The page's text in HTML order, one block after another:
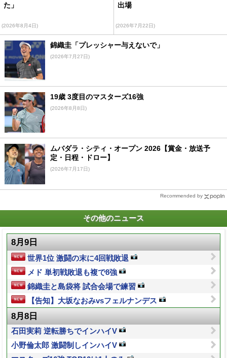
た」
(2026年8月4日)
出場
(2026年7月22日)
錦織圭「プレッシャー与えないで」
(2026年7月27日)
19歳 3度目のマスターズ16強
(2026年8月8日)
ムバダラ・シティ・オープン 2026【賞金・放送予
定・日程・ドロー】
(2026年7月17日)
Recommended by
その他のニュース
8月9日
世界1位 激闘の末に4回戦敗退
メド 単初戦敗退も複で8強
錦織圭と島袋将 試合会場で練習
【告知】大坂なおみvsフェルナンデス
8月8日
石田実莉 逆転勝ちでインハイV
小野倫太郎 激闘制しインハイV